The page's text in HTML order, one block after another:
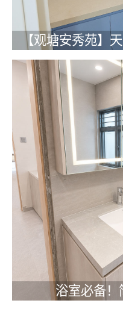
【观塘安秀苑】
浴室必备！